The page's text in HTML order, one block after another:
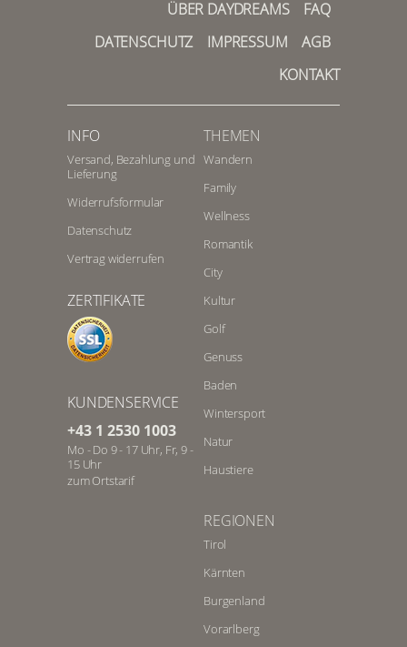
ÜBER DAYDREAMS
FAQ
DATENSCHUTZ
IMPRESSUM
AGB
KONTAKT
INFO
Versand, Bezahlung und
Lieferung
Widerrufsformular
Datenschutz
Vertrag widerrufen
ZERTIFIKATE
KUNDENSERVICE
+43 1 2530 1003
Mo - Do 9 - 17 Uhr, Fr, 9 -
15 Uhr
zum Ortstarif
THEMEN
Wandern
Family
Wellness
Romantik
City
Kultur
Golf
Genuss
Baden
Wintersport
Natur
Haustiere
REGIONEN
Tirol
Kärnten
Burgenland
Vorarlberg